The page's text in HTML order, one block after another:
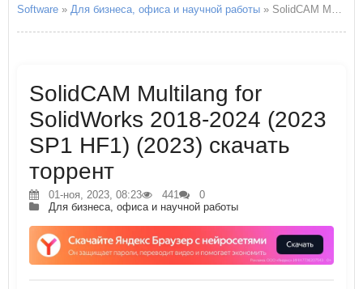
Software » Для бизнеса, офиса и научной работы » SolidCAM Multilang for SolidWorks 2018-2024
SolidCAM Multilang for
SolidWorks 2018-2024 (2023
SP1 HF1) (2023) скачать
торрент
01-ноя, 2023, 08:23 441
0
Для бизнеса, офиса и научной работы